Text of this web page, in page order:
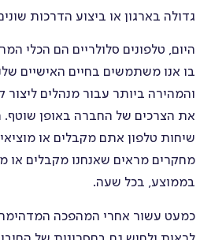
דסק תמיכה
ארועים
סקרים
משאבי אנוש
גדולה בארגון או ביצוע הדרכות שונים
היום, טלפונים סלולריים הם הכלי
בו אנו משתמשים בחיים האישיים
והמהירה ביותר עבור מנהלים
את הצרכים של החברה באופן
שיחות טלפון אתם מקבלים או
מחקרים מראים שאנחנו מקבלים או
בממוצע, בכל שעה.
כמעט עשור אחרי המהפכה המדהימה